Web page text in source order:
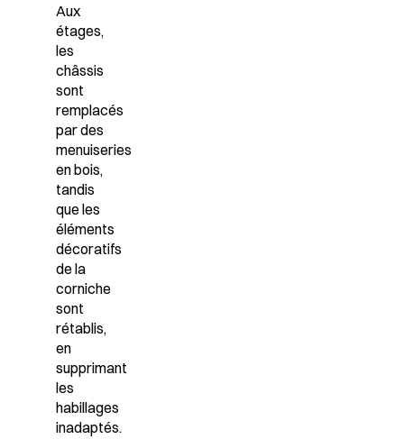
Aux
étages,
les
châssis
sont
remplacés
par des
menuiseries
en bois,
tandis
que les
éléments
décoratifs
de la
corniche
sont
rétablis,
en
supprimant
les
habillages
inadaptés.